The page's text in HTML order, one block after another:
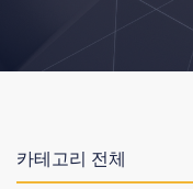
카테고리 전체